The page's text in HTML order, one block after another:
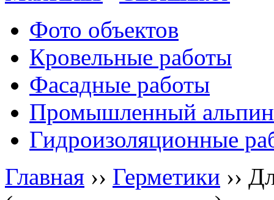
Фото объектов
Кровельные работы
Фасадные работы
Промышленный
Гидроизоляционные
Главная ›› Герметики ››